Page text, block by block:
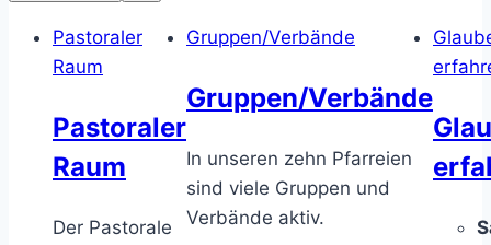
Pastoraler
Raum
Pastoraler
Raum
Der Pastorale
Gruppen/Verbände
Gruppen/Verbände
In unseren zehn Pfarreien
sind viele Gruppen und
Verbände aktiv.